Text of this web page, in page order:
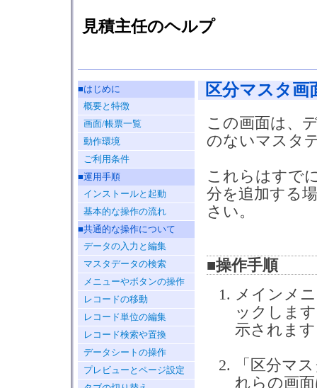
見積主任のヘルプ
区分マスタ画
この画面は、
のないマスタ
これらはすで
分を追加する
さい。
■操作手順
メインメ
ックしま
示されます
「区分マ
れらの画
■はじめに
概要と特徴
画面/帳票一覧
動作環境
ご利用条件
■運用手順
インストールと起動
基本的な操作の流れ
■共通的な操作について
データの入力と編集
マスタデータの検索
メニューやボタンの操作
レコードの移動
レコード単位の編集
レコード検索や置換
データシートの操作
プレビューとページ設定